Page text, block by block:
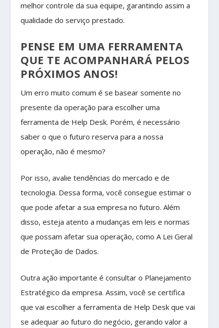
melhor controle da sua equipe, garantindo assim a
qualidade do serviço prestado.
PENSE EM UMA FERRAMENTA
QUE TE ACOMPANHARÁ PELOS
PRÓXIMOS ANOS!
Um erro muito comum é se basear somente no
presente da operação para escolher uma
ferramenta de Help Desk. Porém, é necessário
saber o que o futuro reserva para a nossa
operação, não é mesmo?
Por isso, avalie tendências do mercado e de
tecnologia. Dessa forma, você consegue estimar o
que pode afetar a sua empresa no futuro. Além
disso, esteja atento a mudanças em leis e normas
que possam afetar sua operação, como A Lei Geral
de Proteção de Dados.
Outra ação importante é consultar o Planejamento
Estratégico da empresa. Assim, você se certifica
que vai escolher a ferramenta de Help Desk que vai
se adequar ao futuro do negócio, gerando valor a